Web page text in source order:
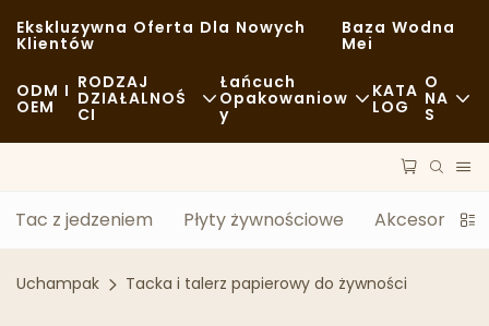
Ekskluzywna Oferta Dla Nowych
Klientów
Baza Wodna
Mei
ODM I
OEM
RODZAJ
DZIAŁALNOŚ
CI
Fast Food
Wykwintna Kuchnia
Kawiarnie I Kawiarnie
Łańcuch
Opakowaniow
Y
Surowce
Proces
Technologia
KATA
LOG
O
NA
S
Aktualności
Sprawy
FAQS
Tac z jedzeniem Płyty żywnościowe Akcesoria
Uchampak Tacka i talerz papierowy do żywności